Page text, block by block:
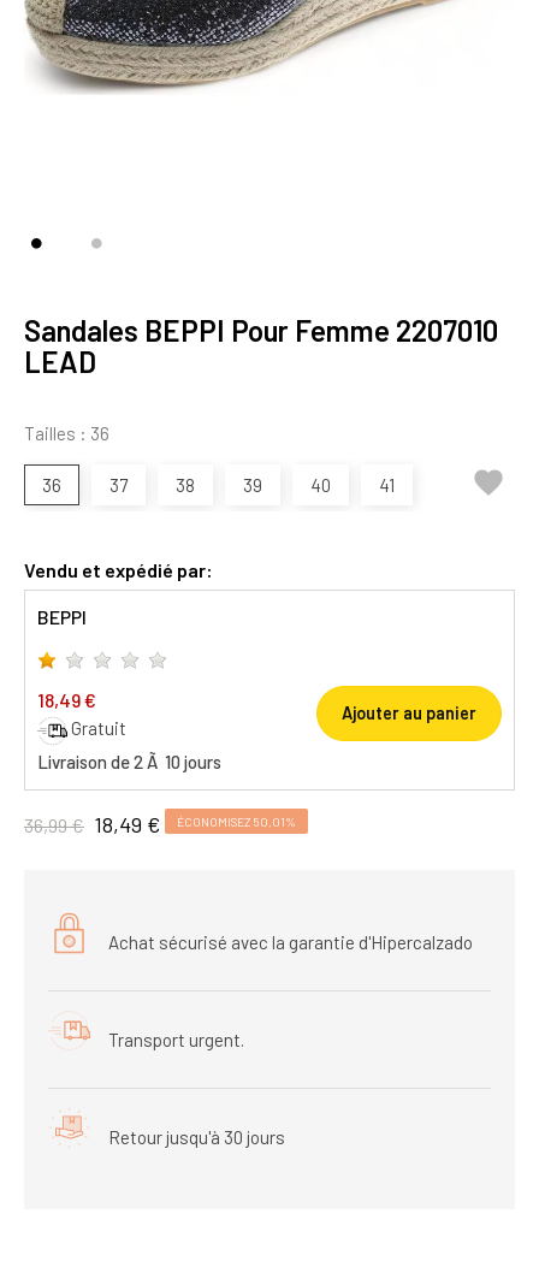
Sandales BEPPI Pour Femme 2207010
LEAD
Tailles : 36
36 37 38 39 40 41 
Vendu et expédié par:
BEPPI
18,49 €
Gratuit
Livraison de 2 Ã 10 jours
Ajouter au panier
36,99 € 18,49 € ÉCONOMISEZ 50,01%
Achat sécurisé avec la garantie d'Hipercalzado
Transport urgent.
Retour jusqu'à 30 jours